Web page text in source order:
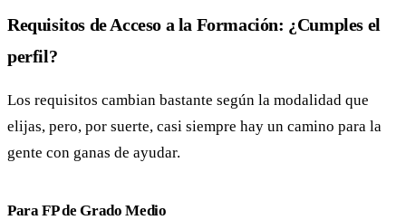
Requisitos de Acceso a la Formación: ¿Cumples el
perfil?
Los requisitos cambian bastante según la modalidad que
elijas, pero, por suerte, casi siempre hay un camino para la
gente con ganas de ayudar.
Para FP de Grado Medio